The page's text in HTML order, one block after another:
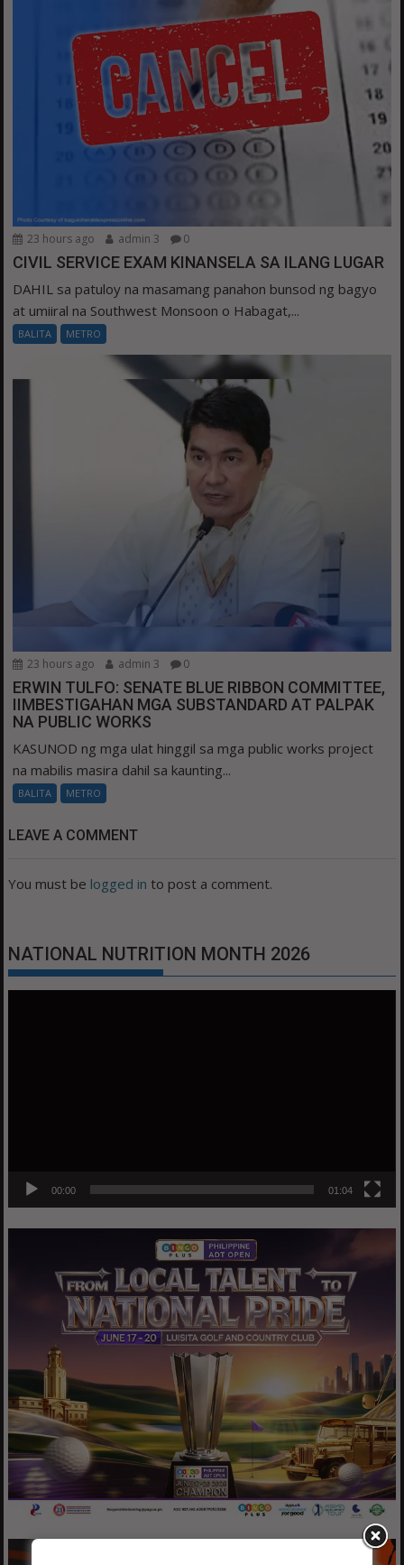
23 hours ago admin 3 0
CIVIL SERVICE EXAM KINANSELA SA ILANG LUGAR
DAHIL sa patuloy na masamang panahon bunsod ng bagyo
at umiiral na Southwest Monsoon o Habagat,...
BALITA METRO
23 hours ago admin 3 0
ERWIN TULFO: SENATE BLUE RIBBON COMMITTEE,
IIMBESTIGAHAN MGA SUBSTANDARD AT PALPAK
NA PUBLIC WORKS
KASUNOD ng mga ulat hinggil sa mga public works project
na mabilis masira dahil sa kaunting...
BALITA METRO
LEAVE A COMMENT
You must be logged in to post a comment.
NATIONAL NUTRITION MONTH 2026
00:00 01:04